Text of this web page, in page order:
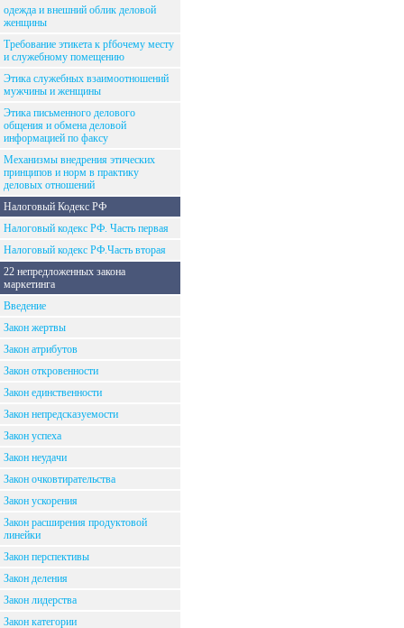
одежда и внешний облик деловой
женщины
Требование этикета к рfбочему месту
и служебному помещению
Этика служебных взаимоотношений
мужчины и женщины
Этика письменного делового
общения и обмена деловой
информацией по факсу
Механизмы внедрения этических
принципов и норм в практику
деловых отношений
Налоговый Кодекс РФ
Налоговый кодекс РФ. Часть первая
Налоговый кодекс РФ.Часть вторая
22 непредложенных закона
маркетинга
Введение
Закон жертвы
Закон атрибутов
Закон откровенности
Закон единственности
Закон непредсказуемости
Закон успеха
Закон неудачи
Закон очковтирательства
Закон ускорения
Закон расширения продуктовой
линейки
Закон перспективы
Закон деления
Закон лидерства
Закон категории